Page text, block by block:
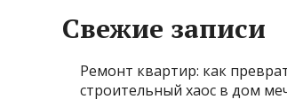
Свежие записи
Ремонт квартир: как
строительный хаос в дом